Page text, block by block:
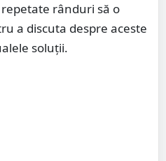
rânduri să o
a discuta despre aceste
soluții.